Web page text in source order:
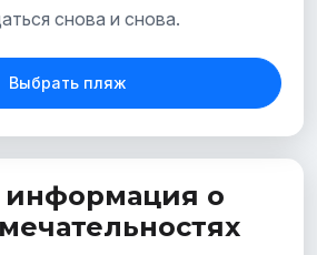
снова и снова.
Выбрать пляж
информация о